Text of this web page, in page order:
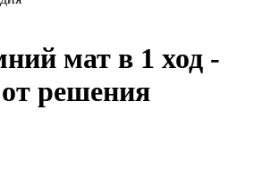
мат в 1 ход -
решения